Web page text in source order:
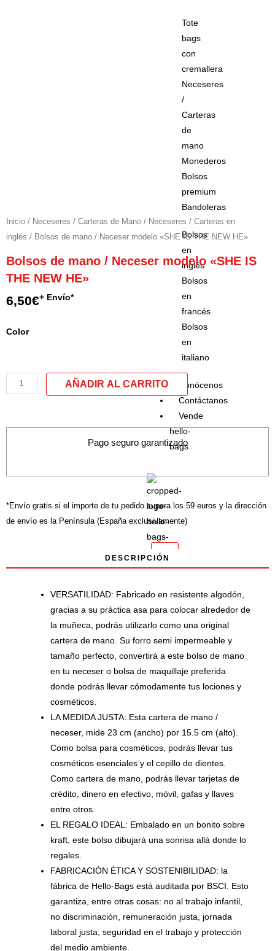
Tote
bags
con
cremallera
Neceseres
/
Carteras
de
mano
Monederos
Bolsos
premium
Bandoleras
Bolsos
en
inglés
Bolsos
en
francés
Bolsos
en
italiano
Conócenos
Contáctanos
Vende
hello-
bags
Inicio / Neceseres / Carteras de Mano / Neceseres / Carteras en
inglés / Bolsos de mano / Neceser modelo «SHE IS THE NEW HE»
Bolsos de mano / Neceser modelo «SHE IS
THE NEW HE»
6,50€+ Envío*
Color
Bolsos
/
Pago seguro garantizado
*Envío gratis si el importe de tu pedido supera los 59 euros y la dirección
de envío es la Península (España exclusivamente)
DESCRIPCIÓN
VERSATILIDAD: Fabricado en resistente algodón,
gracias a su práctica asa para colocar alrededor de
la muñeca, podrás utilizarlo como una original
cartera de mano. Su forro semi impermeable y
tamaño perfecto, convertirá a este bolso de mano
en tu neceser o bolsa de maquillaje preferida
donde podrás llevar cómodamente tus lociones y
cosméticos.
LA MEDIDA JUSTA: Esta cartera de mano /
neceser, mide 23 cm (ancho) por 15.5 cm (alto).
Como bolsa para cosméticos, podrás llevar tus
cosméticos esenciales y el cepillo de dientes.
Como cartera de mano, podrás llevar tarjetas de
crédito, dinero en efectivo, móvil, gafas y llaves
entre otros.
EL REGALO IDEAL: Embalado en un bonito sobre
kraft, este bolso dibujará una sonrisa allá donde lo
regales.
FABRICACIÓN ÉTICA Y SOSTENIBILIDAD: la
fábrica de Hello-Bags está auditada por BSCI. Esto
garantiza, entre otras cosas: no al trabajo infantil,
no discriminación, remuneración justa, jornada
laboral justa, seguridad en el trabajo y protección
del medio ambiente.